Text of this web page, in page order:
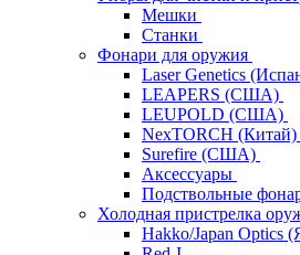
Мешки
Станки
Фонари для оружия
Laser Genetics
LEAPERS (США)
LEUPOLD (США)
NexTORCH (Китай)
Surefire (США)
Аксессуары
Подствольные
Холодная пристрелка
Hakko/Japan Optics